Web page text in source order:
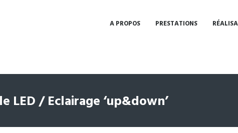
A PROPOS PRESTATIONS
LED / Eclairage ‘up&down’